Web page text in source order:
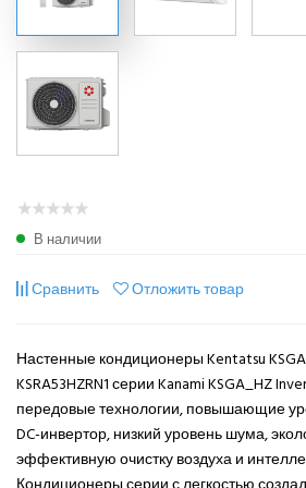
В наличии
Сравнить Отложить товар
Настенные кондиционеры Kentatsu
KSRA53HZRN1 серии Kanami KSGA_HZ
передовые технологии, повышающие
DC-инвертор, низкий уровень шума,
эффективную очистку воздуха и